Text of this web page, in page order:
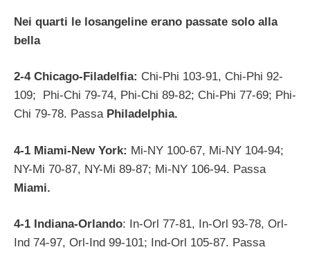
Nei quarti le losangeline erano passate solo alla
bella
2-4 Chicago-Filadelfia: Chi-Phi 103-91, Chi-Phi 92-
109; Phi-Chi 79-74, Phi-Chi 89-82; Chi-Phi 77-69; Phi-
Chi 79-78. Passa Philadelphia.
4-1 Miami-New York: Mi-NY 100-67, Mi-NY 104-94;
NY-Mi 70-87, NY-Mi 89-87; Mi-NY 106-94. Passa
Miami.
4-1 Indiana-Orlando: In-Orl 77-81, In-Orl 93-78, Orl-
Ind 74-97, Orl-Ind 99-101; Ind-Orl 105-87. Passa